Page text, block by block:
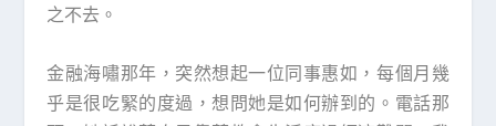
之不去。
金融海嘯那年，突然想起一位同事惠如，每個月幾
乎是很吃緊的度過，想問她是如何辦到的。電話那